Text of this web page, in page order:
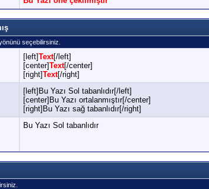
seçebilirsiniz.
[left]Text[/left]
[center]Text[/center]
[right]Text[/right]
[left]Bu Yazı Sol tabanlıdır[/left]
[center]Bu Yazı ortalanmıştır[/center]
[right]Bu Yazı sağ tabanlıdır[/right]
Bu Yazı Sol tabanlıdır